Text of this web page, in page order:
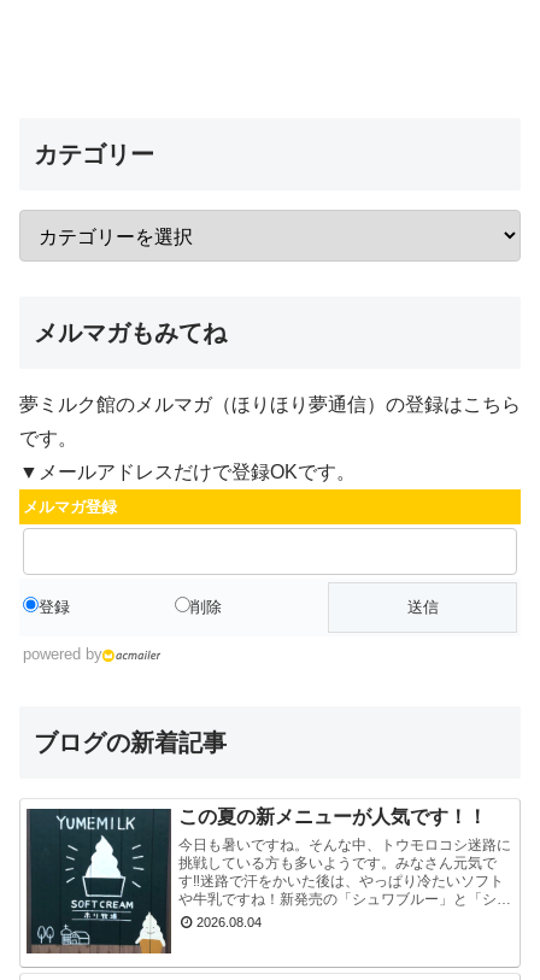
カテゴリー
メルマガもみてね
夢ミルク館のメルマガ（ほりほり夢通信）の登録はこちら
です。
▼メールアドレスだけで登録OKです。
メルマガ登録
登録 削除
powered by
ブログの新着記事
この夏の新メニューが人気です！！
今日も暑いですね。そんな中、トウモロコシ迷路に
挑戦している方も多いようです。みなさん元気で
す‼迷路で汗をかいた後は、やっぱり冷たいソフト
や牛乳ですね！新発売の「シュワブルー」と「シュ
ワグリーン」が只今人気ですぐに売り切れてしまい
2026.08.04